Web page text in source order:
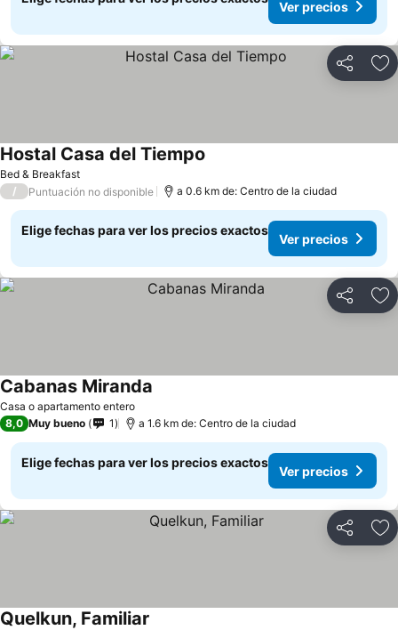
Ver precios
Compartir
Bed & Breakfast
Hostal Casa del Tiempo
/ Puntuación no disponible a 0.6 km de: Centro de la ciudad
Elige fechas para ver los precios exactos
Ver precios
Compartir
Casa o apartamento entero
Cabanas Miranda
8,0 Muy bueno 1 a 1.6 km de: Centro de la ciudad
Elige fechas para ver los precios exactos
Ver precios
Compartir
Quelkun, Familiar